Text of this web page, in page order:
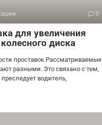
0
для увеличения
диска
проставок Рассматриваемые
разными. Это связано с тем,
водитель,